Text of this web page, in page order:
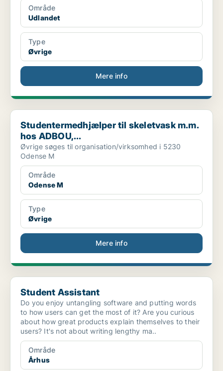
Område
Udlandet
Type
Øvrige
Mere info
Studentermedhjælper til skeletvask m.m. hos ADBOU,...
Studentermedhjælper til skeletvask m.m.
hos ADBOU,...
Øvrige søges til organisation/virksomhed i 5230
Odense M
Område
Odense M
Type
Øvrige
Mere info
Student Assistant
Student Assistant
Do you enjoy untangling software and putting words
to how users can get the most of it? Are you curious
about how great products explain themselves to their
users? It's not about writing lengthy ma..
Område
Århus